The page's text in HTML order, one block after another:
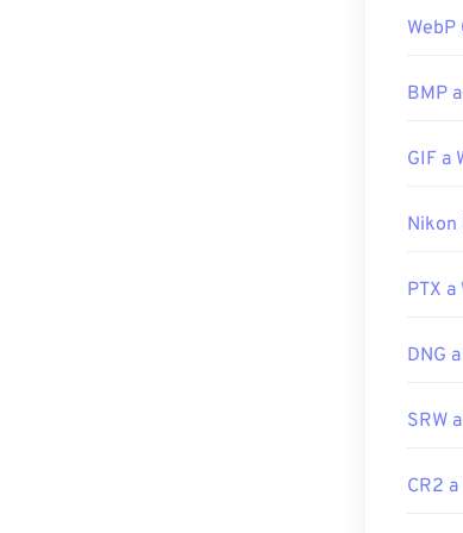
El
Otros
BMP
GIF a
Nikon
PTX a
DNG
SRW
CR2